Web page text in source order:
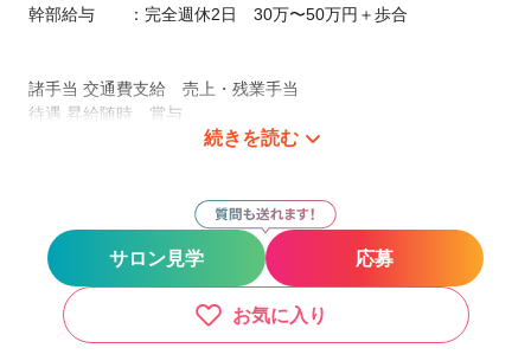
幹部給与 ：完全週休2日 30万〜50万円＋歩合
諸手当 交通費支給 売上・残業手当
待遇 昇給随時 賞与
福利厚生 社会保険完備（健康・雇用・労災・厚生年金保険）
休日・休暇 スタイリスト：完全週休2日+夏季・年末年始+有給
休暇 完全週休3日+夏季・年末年始+有給休暇
アシスタント：完全週休2日+夏季・年末年始+有給休暇 完全
週休3日+夏季・年末年始+有給休暇
続きを読む
サロン見学 応募
お気に入り